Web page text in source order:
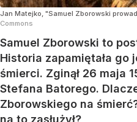
Jan Matejko, "Samuel Zborowski
Commons
Samuel Zborowski to
Historia zapamiętała go
śmierci. Zginął 26 maja
Stefana Batorego.
Zborowskiego na
na to zasłużył?